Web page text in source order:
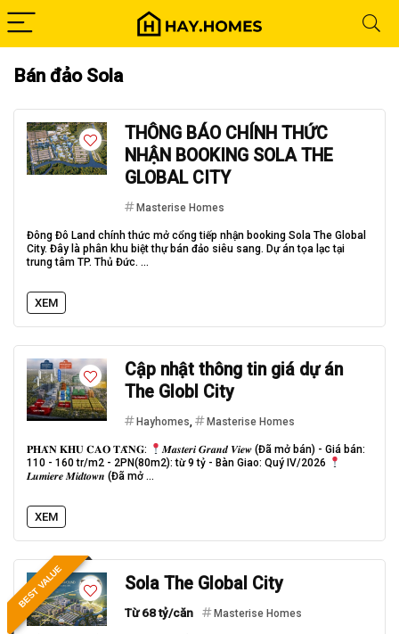
Bán đảo Sola
THÔNG BÁO CHÍNH THỨC
NHẬN BOOKING SOLA THE
GLOBAL CITY
Masterise Homes
Đông Đô Land chính thức mở cổng tiếp nhận booking Sola The Global
City. Đây là phân khu biệt thự bán đảo siêu sang. Dự án tọa lạc tại
trung tâm TP. Thủ Đức. ...
XEM
Cập nhật thông tin giá dự án
The Globl City
Hayhomes, Masterise Homes
𝐏𝐇𝐀̂𝐍 𝐊𝐇𝐔 𝐂𝐀𝐎 𝐓𝐀̂̀𝐍𝐆:
𝑴𝒂𝒔𝒕𝒆𝒓𝒊 𝑮𝒓𝒂𝒏𝒅 𝑽𝒊𝒆𝒘 (Đã mở bán) - Giá bán:
110 - 160 tr/m2 - 2PN(80m2): từ 9 tỷ - Bàn Giao: Quý IV/2026
𝑳𝒖𝒎𝒊𝒆𝒓𝒆 𝑴𝒊𝒅𝒕𝒐𝒘𝒏 (Đã mở ...
XEM
BEST VALUE Sola The Global City
Từ 68 tỷ/căn Masterise Homes